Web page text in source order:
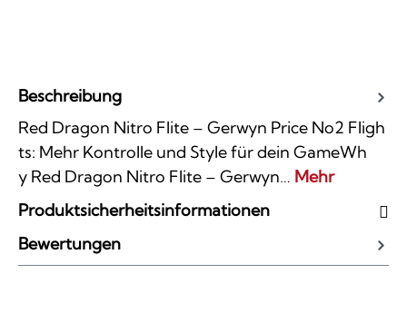
Beschreibung
Red Dragon Nitro Flite – Gerwyn Price No2 Fligh
ts: Mehr Kontrolle und Style für dein GameWh
y Red Dragon Nitro Flite – Gerwyn… Mehr
Produktsicherheitsinformationen
Bewertungen